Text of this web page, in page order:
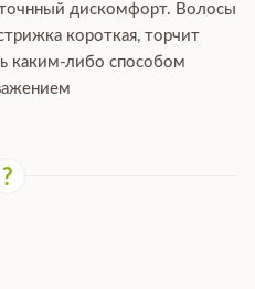
дискомфорт. Волосы
короткая, торчит
каким-либо способом